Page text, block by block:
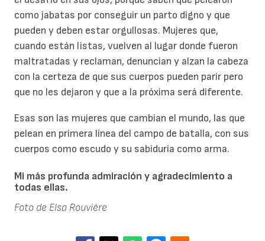
como jabatas por conseguir un parto digno y que
pueden y deben estar orgullosas. Mujeres que,
cuando están listas, vuelven al lugar donde fueron
maltratadas y reclaman, denuncian y alzan la cabeza
con la certeza de que sus cuerpos pueden parir pero
que no les dejaron y que a la próxima será diferente.
Esas son las mujeres que cambian el mundo, las que
pelean en primera línea del campo de batalla, con sus
cuerpos como escudo y su sabiduría como arma.
Mi más profunda admiración y agradecimiento a
todas ellas.
Foto de Elsa Rouvière